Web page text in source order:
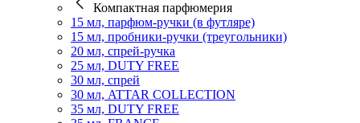
Компактная парфюмерия
15 мл, парфюм-ручки (в футляре)
15 мл, пробники-ручки (треугольники)
20 мл, спрей-ручка
25 мл, DUTY FREE
30 мл, спрей
30 мл, ATTAR COLLECTION
35 мл, DUTY FREE